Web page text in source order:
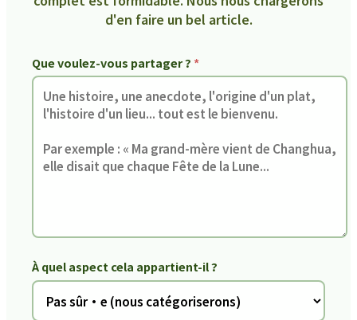
d'en faire un bel article.
Que voulez-vous partager ? *
À quel aspect cela appartient-il ?